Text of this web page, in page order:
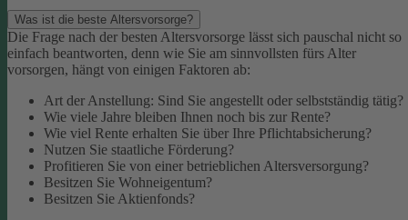
Was ist die beste Altersvorsorge?
Die Frage nach der besten Altersvorsorge lässt sich pauschal nicht so
einfach beantworten, denn wie Sie am sinnvollsten fürs Alter
vorsorgen, hängt von einigen Faktoren ab:
Art der Anstellung: Sind Sie angestellt oder selbstständig tätig?
Wie viele Jahre bleiben Ihnen noch bis zur Rente?
Wie viel Rente erhalten Sie über Ihre Pflichtabsicherung?
Nutzen Sie staatliche Förderung?
Profitieren Sie von einer betrieblichen Altersversorgung?
Besitzen Sie Wohneigentum?
Besitzen Sie Aktienfonds?